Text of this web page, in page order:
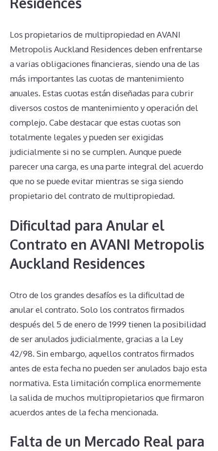
Los propietarios de multipropiedad en AVANI
Metropolis Auckland Residences deben enfrentarse
a varias obligaciones financieras, siendo una de las
más importantes las cuotas de mantenimiento
anuales. Estas cuotas están diseñadas para cubrir
diversos costos de mantenimiento y operación del
complejo. Cabe destacar que estas cuotas son
totalmente legales y pueden ser exigidas
judicialmente si no se cumplen. Aunque puede
parecer una carga, es una parte integral del acuerdo
que no se puede evitar mientras se siga siendo
propietario del contrato de multipropiedad.
Dificultad para Anular el
Contrato en AVANI Metropolis
Auckland Residences
Otro de los grandes desafíos es la dificultad de
anular el contrato. Solo los contratos firmados
después del 5 de enero de 1999 tienen la posibilidad
de ser anulados judicialmente, gracias a la Ley
42/98. Sin embargo, aquellos contratos firmados
antes de esta fecha no pueden ser anulados bajo esta
normativa. Esta limitación complica enormemente
la salida de muchos multipropietarios que firmaron
acuerdos antes de la fecha mencionada.
Falta de un Mercado Real para